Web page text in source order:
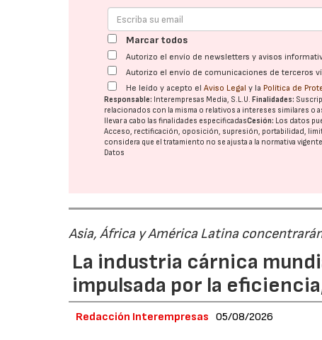
Marcar todos
Autorizo el envío de newsletters y avisos
Autorizo el envío de comunicaciones de terceros
He leído y acepto elAviso Legal y la Política de
Responsable: Interempresas Media, S.L.U. Finalidades:
relacionados con la misma o relativos a intereses similares o
llevar a cabo las finalidades especificadasCesión: Los datos
Acceso, rectificación, oposición, supresión, portabilidad,
considera que el tratamiento no se ajusta a la normativa
Datos
Asia, África y América Latina
La industria cárnica
impulsada por la
Redacción Interempresas 05/08/2026